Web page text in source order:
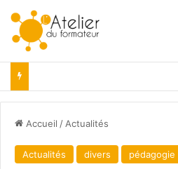
Accueil / Actualités
Actualités divers pédagogie